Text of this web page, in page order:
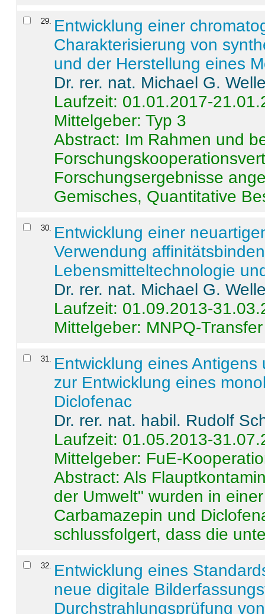
29. Entwicklung einer
Charakterisierung von
und der Herstellung eines
Dr. rer. nat. Michael G.
Laufzeit: 01.01.2017-
Mittelgeber: Typ 3
Abstract: Im Rahmen und
Forschungsergebnisse
Gemisches, Quantitative
30. Entwicklung einer
Verwendung
Lebensmitteltechnologie
Dr. rer. nat. Michael G.
Laufzeit: 01.09.2013-
Mittelgeber: MNPQ-Transfer
31. Entwicklung eines
zur Entwicklung eines
Diclofenac
Dr. rer. nat. habil. Rudolf
Laufzeit: 01.05.2013-
Mittelgeber: FuE-
Abstract:Als
der Umwelt" wurden in
Carbamazepin und
schlussfolgert, dass die
32. Entwicklung eines
neue digitale
Durchstrahlungsprüfung